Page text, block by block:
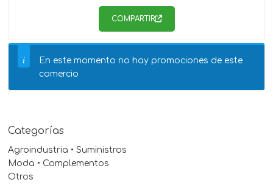
Categorías
Agroindustria • Suministros
Moda • Complementos
Otros
COMPARTIR
En este momento no hay promociones de este
comercio